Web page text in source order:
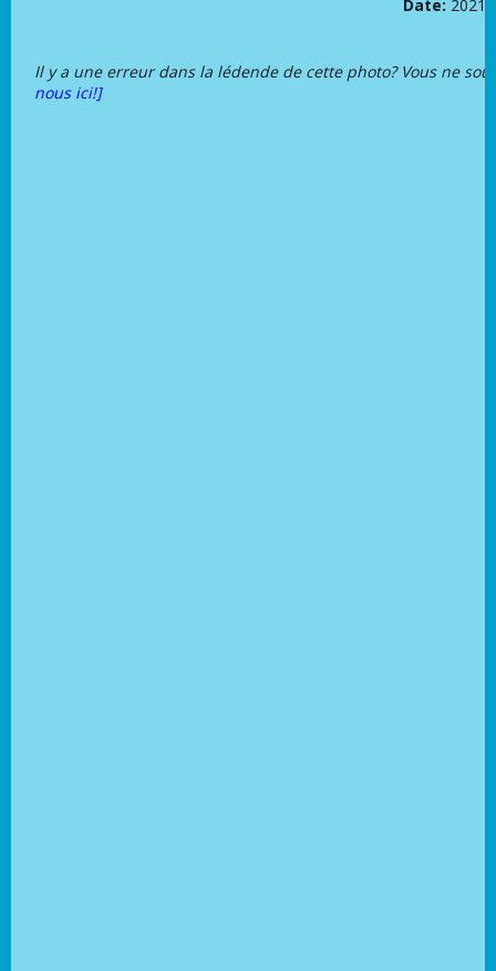
Date: 2021-
Il y a une erreur dans la lédende de cette photo? Vous ne
nous ici!]